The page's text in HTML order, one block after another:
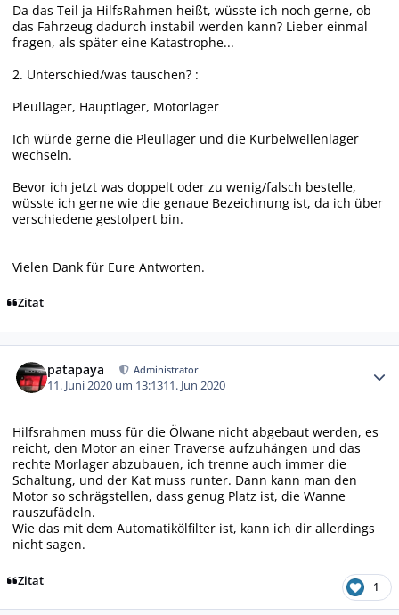
Da das Teil ja HilfsRahmen heißt, wüsste ich noch gerne, ob
das Fahrzeug dadurch instabil werden kann? Lieber einmal
fragen, als später eine Katastrophe...
2. Unterschied/was tauschen? :
Pleullager, Hauptlager, Motorlager
Ich würde gerne die Pleullager und die Kurbelwellenlager
wechseln.
Bevor ich jetzt was doppelt oder zu wenig/falsch bestelle,
wüsste ich gerne wie die genaue Bezeichnung ist, da ich über
verschiedene gestolpert bin.
Vielen Dank für Eure Antworten.
Zitat
patapaya Administrator
11. Juni 2020 um 13:1311. Jun 2020
Hilfsrahmen muss für die Ölwane nicht abgebaut werden, es
reicht, den Motor an einer Traverse aufzuhängen und das
rechte Morlager abzubauen, ich trenne auch immer die
Schaltung, und der Kat muss runter. Dann kann man den
Motor so schrägstellen, dass genug Platz ist, die Wanne
rauszufädeln.
Wie das mit dem Automatikölfilter ist, kann ich dir allerdings
nicht sagen.
Zitat 1